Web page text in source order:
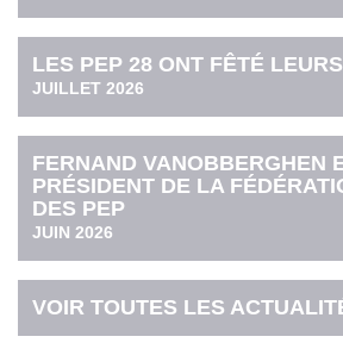
LES PEP 28 ONT FÊTÉ
JUILLET 2026
FERNAND VANOBBERGHEN
PRÉSIDENT DE LA
DES PEP
JUIN 2026
VOIR TOUTES LES